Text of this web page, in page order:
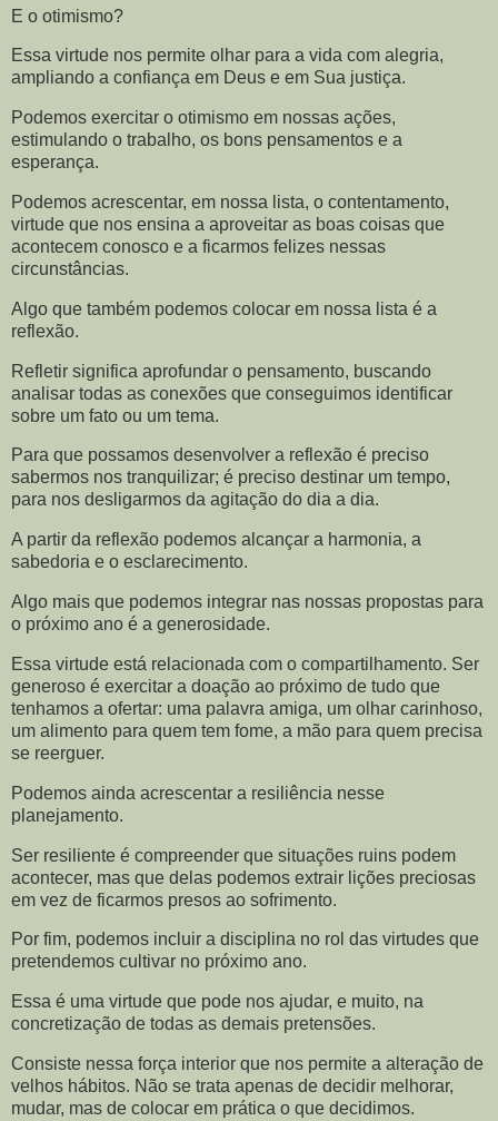
E o otimismo?
Essa virtude nos permite olhar para a vida com alegria,
ampliando a confiança em Deus e em Sua justiça.
Podemos exercitar o otimismo em nossas ações,
estimulando o trabalho, os bons pensamentos e a
esperança.
Podemos acrescentar, em nossa lista, o contentamento,
virtude que nos ensina a aproveitar as boas coisas que
acontecem conosco e a ficarmos felizes nessas
circunstâncias.
Algo que também podemos colocar em nossa lista é a
reflexão.
Refletir significa aprofundar o pensamento, buscando
analisar todas as conexões que conseguimos identificar
sobre um fato ou um tema.
Para que possamos desenvolver a reflexão é preciso
sabermos nos tranquilizar; é preciso destinar um tempo,
para nos desligarmos da agitação do dia a dia.
A partir da reflexão podemos alcançar a harmonia, a
sabedoria e o esclarecimento.
Algo mais que podemos integrar nas nossas propostas para
o próximo ano é a generosidade.
Essa virtude está relacionada com o compartilhamento. Ser
generoso é exercitar a doação ao próximo de tudo que
tenhamos a ofertar: uma palavra amiga, um olhar carinhoso,
um alimento para quem tem fome, a mão para quem precisa
se reerguer.
Podemos ainda acrescentar a resiliência nesse
planejamento.
Ser resiliente é compreender que situações ruins podem
acontecer, mas que delas podemos extrair lições preciosas
em vez de ficarmos presos ao sofrimento.
Por fim, podemos incluir a disciplina no rol das virtudes que
pretendemos cultivar no próximo ano.
Essa é uma virtude que pode nos ajudar, e muito, na
concretização de todas as demais pretensões.
Consiste nessa força interior que nos permite a alteração de
velhos hábitos. Não se trata apenas de decidir melhorar,
mudar, mas de colocar em prática o que decidimos.